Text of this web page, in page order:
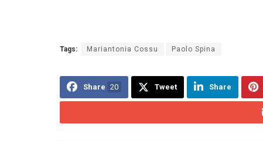
Tags: Mariantonia Cossu Paolo Spina
Share 20 Tweet Share